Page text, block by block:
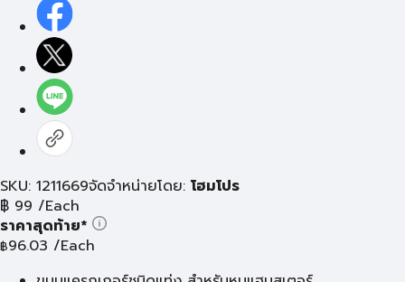
SKU: 1211669จัดจำหน่ายโดย: โฮมโปร
฿ 99 /Each
ราคาสุดท้าย*
฿96.03 /Each